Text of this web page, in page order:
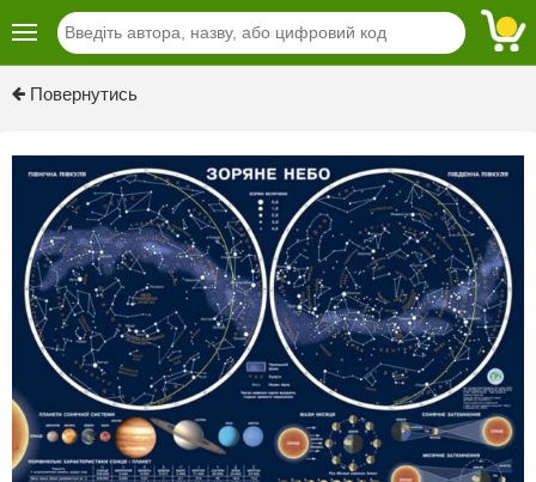
Повернутись